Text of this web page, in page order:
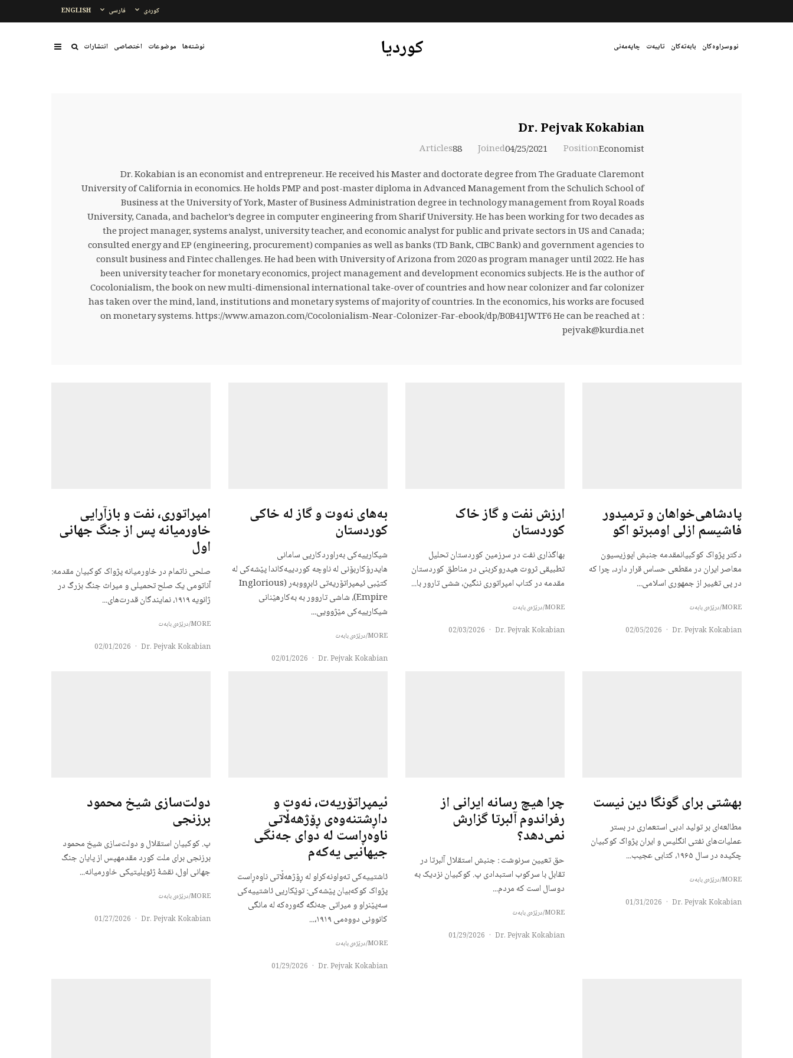
ENGLISH فارسی کوردی
نووسراوەکان بابەتەکان تایبەت چاپەمەنی کوردیا نوشتەها موضوعات اختصاصی انتشارات
Dr. Pejvak Kokabian
PositionEconomist
Joined04/25/2021
Articles88
Dr. Kokabian is an economist and entrepreneur. He received his Master and doctorate degree from The Graduate Claremont
University of California in economics. He holds PMP and post-master diploma in Advanced Management from the Schulich School of
Business at the University of York, Master of Business Administration degree in technology management from Royal Roads
University, Canada, and bachelor’s degree in computer engineering from Sharif University. He has been working for two decades as
the project manager, systems analyst, university teacher, and economic analyst for public and private sectors in US and Canada;
consulted energy and EP (engineering, procurement) companies as well as banks (TD Bank, CIBC Bank) and government agencies to
consult business and Fintec challenges. He had been with University of Arizona from 2020 as program manager until 2022. He has
been university teacher for monetary economics, project management and development economics subjects. He is the author of
Cocolonialism, the book on new multi-dimensional international take-over of countries and how near colonizer and far colonizer
has taken over the mind, land, institutions and monetary systems of majority of countries. In the economics, his works are focused
on monetary systems. https://www.amazon.com/Cocolonialism-Near-Colonizer-Far-ebook/dp/B0B41JWTF6 He can be reached at :
pejvak@kurdia.net
پادشاهی‌خواهان و ترمیدور
فاشیسم ازلی اومبرتو اکو
دکتر پژواک کوکبیانمقدمه جنبش اپوزیسیون
معاصر ایران در مقطعی حساس قرار دارد، چرا که
در پی تغییر از جمهوری اسلامی...
MORE/درێژەی بابەت
Dr. Pejvak Kokabian
·
02/05/2026
ارزش نفت و گاز خاک
کوردستان
بهاگذاری نفت در سرزمین‌ کوردستان تحلیل
تطبیقی ثروت هیدروکربنی در مناطق کوردستان
مقدمه در کتاب امپراتوری ننگین، ششی تارور با...
MORE/درێژەی بابەت
Dr. Pejvak Kokabian
·
02/03/2026
بەهای نەوت و گاز لە خاکی
کوردستان
شیکارییەکی بەراوردکاریی سامانی
هایدرۆکاربۆنی لە ناوچە کوردییەکاندا پێشەکی لە
کتێبی ئیمپراتۆریەتی ئابڕووبەر (Inglorious
Empire)، شاشی تاروور بە بەکارهێنانی
شیکارییەکی مێژوویی...
MORE/درێژەی بابەت
Dr. Pejvak Kokabian
·
02/01/2026
امپراتوری، نفت و بازآرایی
خاورمیانه پس از جنگ جهانی
اول
صلحی ناتمام در خاورمیانه پژواک کوکبیان مقدمه:
آناتومی یک صلح تحمیلی و میراث جنگ بزرگ در
ژانویه ۱۹۱۹، نمایندگان قدرت‌های...
MORE/درێژەی بابەت
Dr. Pejvak Kokabian
·
02/01/2026
بهشتی برای گونگا دین نیست
مطالعه‌ای بر تولید ادبی استعماری در بستر
عملیات‌های نفتی انگلیس و ایران پژواک کوکبیان
چکیده در سال ۱۹۶۵، کتابی عجیب...
MORE/درێژەی بابەت
Dr. Pejvak Kokabian
·
01/31/2026
چرا هیچ رسانه ایرانی از
رفراندوم آلبرتا گزارش
نمی‌دهد؟
حق تعیین سرنوشت : جنبش استقلال آلبرتا در
تقابل با سرکوب استبدادی پ. کوکبیان نزدیک به
دوسال است که مردم...
MORE/درێژەی بابەت
Dr. Pejvak Kokabian
·
01/29/2026
ئیمپراتۆریەت، نەوت و
داڕشتنەوەی ڕۆژهەڵاتی
ناوەڕاست لە دوای جەنگی
جیهانیی یەکەم
ئاشتییەکی تەواونەکراو لە ڕۆژهەڵاتی ناوەڕاست
پژواک کوکەبیان پێشەکی: توێکاریی ئاشتییەکی
سەپێنراو و میراتی جەنگە گەورەکە لە مانگی
کانوونی دووەمی ١٩١٩،...
MORE/درێژەی بابەت
Dr. Pejvak Kokabian
·
01/29/2026
دولت‌سازی شیخ محمود
برزنجی
پ. کوکبیان استقلال و دولت‌سازی شیخ محمود
برزنجی برای ملت کورد مقدمهپس از پایان جنگ
جهانی اول، نقشهٔ ژئوپلیتیکی خاورمیانه...
MORE/درێژەی بابەت
Dr. Pejvak Kokabian
·
01/27/2026